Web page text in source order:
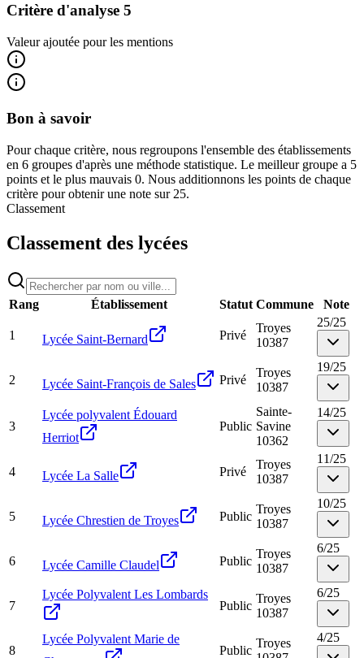
Critère d'analyse 5
Valeur ajoutée pour les mentions
Bon à savoir
Pour chaque critère, nous regroupons l'ensemble des établissements
en 6 groupes d'après une méthode statistique. Le meilleur groupe a 5
points et le plus mauvais 0. Nous additionnons les points de chaque
critère pour obtenir une note sur 25.
Classement
Classement des lycées
Rang Établissement Statut Commune Note
1 Lycée Saint-Bernard Privé
Troyes
10387
25/25
2 Lycée Saint-François de Sales Privé
Troyes
10387
19/25
3
Lycée polyvalent Édouard
Herriot
Public
Sainte-
Savine
10362
14/25
4 Lycée La Salle Privé
Troyes
10387
11/25
5 Lycée Chrestien de Troyes Public
Troyes
10387
10/25
6 Lycée Camille Claudel Public
Troyes
10387
6/25
7
Lycée Polyvalent Les Lombards
Public
Troyes
10387
6/25
8
Lycée Polyvalent Marie de
Public
Troyes
4/25